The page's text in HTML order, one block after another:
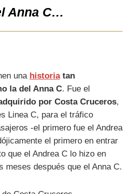
Anna C…
una historiatan
la del Anna C. Fue el
por Costa Cruceros,
Linea C, para el tráfico
-el primero fue el Andrea
el primero en entrar
que el Andrea C lo hizo en
meses después que el Anna C.